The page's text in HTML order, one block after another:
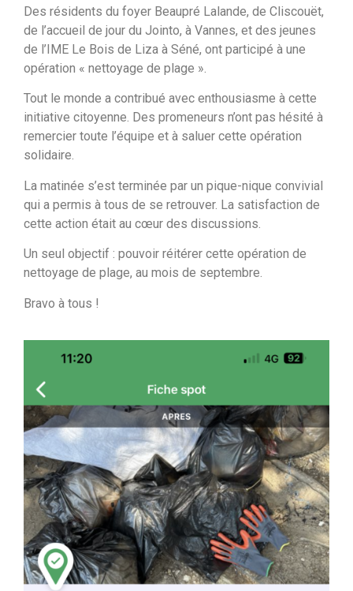
Des résidents du foyer Beaupré Lalande, de Cliscouët,
de l’accueil de jour du Jointo, à Vannes, et des jeunes
de l’IME Le Bois de Liza à Séné, ont participé à une
opération « nettoyage de plage ».
Tout le monde a contribué avec enthousiasme à cette
initiative citoyenne. Des promeneurs n’ont pas hésité à
remercier toute l’équipe et à saluer cette opération
solidaire.
La matinée s’est terminée par un pique-nique convivial
qui a permis à tous de se retrouver. La satisfaction de
cette action était au cœur des discussions.
Un seul objectif : pouvoir réitérer cette opération de
nettoyage de plage, au mois de septembre.
Bravo à tous !